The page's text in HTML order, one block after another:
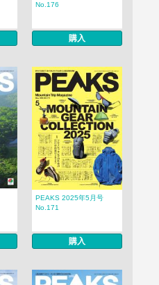
No.176
購入
PEAKS 2025年5月号
No.171
購入